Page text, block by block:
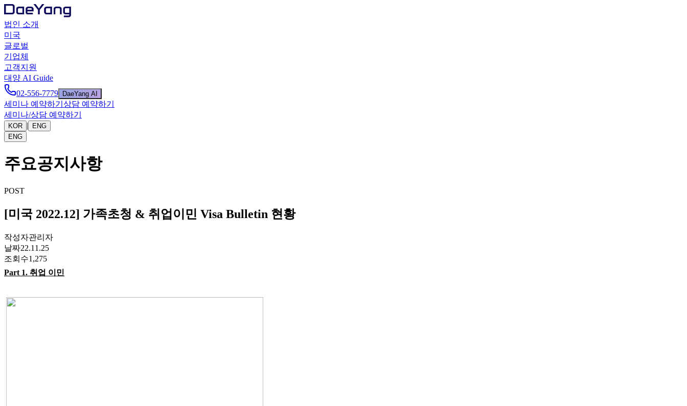
법인 소개
미국
글로벌
기업체
고객지원
대양 AI Guide
02-556-7779
DaeYang AI
세미나 예약하기 상담 예약하기
세미나/상담 예약하기
KOR |
ENG
ENG
주요공지사항
POST
[미국 2022.12] 가족초청 & 취업이민 Visa Bulletin 현황
작성자관리자
날짜22.11.25
조회수1,275
Part 1. 취업 이민